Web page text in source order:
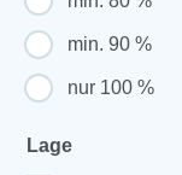
min. 90 %
nur 100 %
Lage